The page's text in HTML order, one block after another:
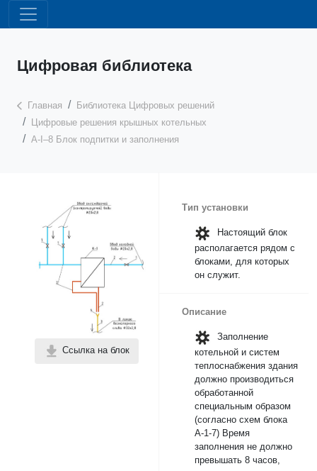
Цифровая библиотека
Главная
Библиотека Цифровых решений
Цифровые решения крышных котельных
А-I–8 Блок подпитки и заполнения
Ссылка на блок
Тип установки
Настоящий блок
располагается рядом с
блоками, для которых
он служит.
Описание
Заполнение
котельной и систем
теплоснабжения здания
должно производиться
обработанной
специальным образом
(согласно схем блока
А-1-7) Время
заполнения не должно
превышать 8 часов,